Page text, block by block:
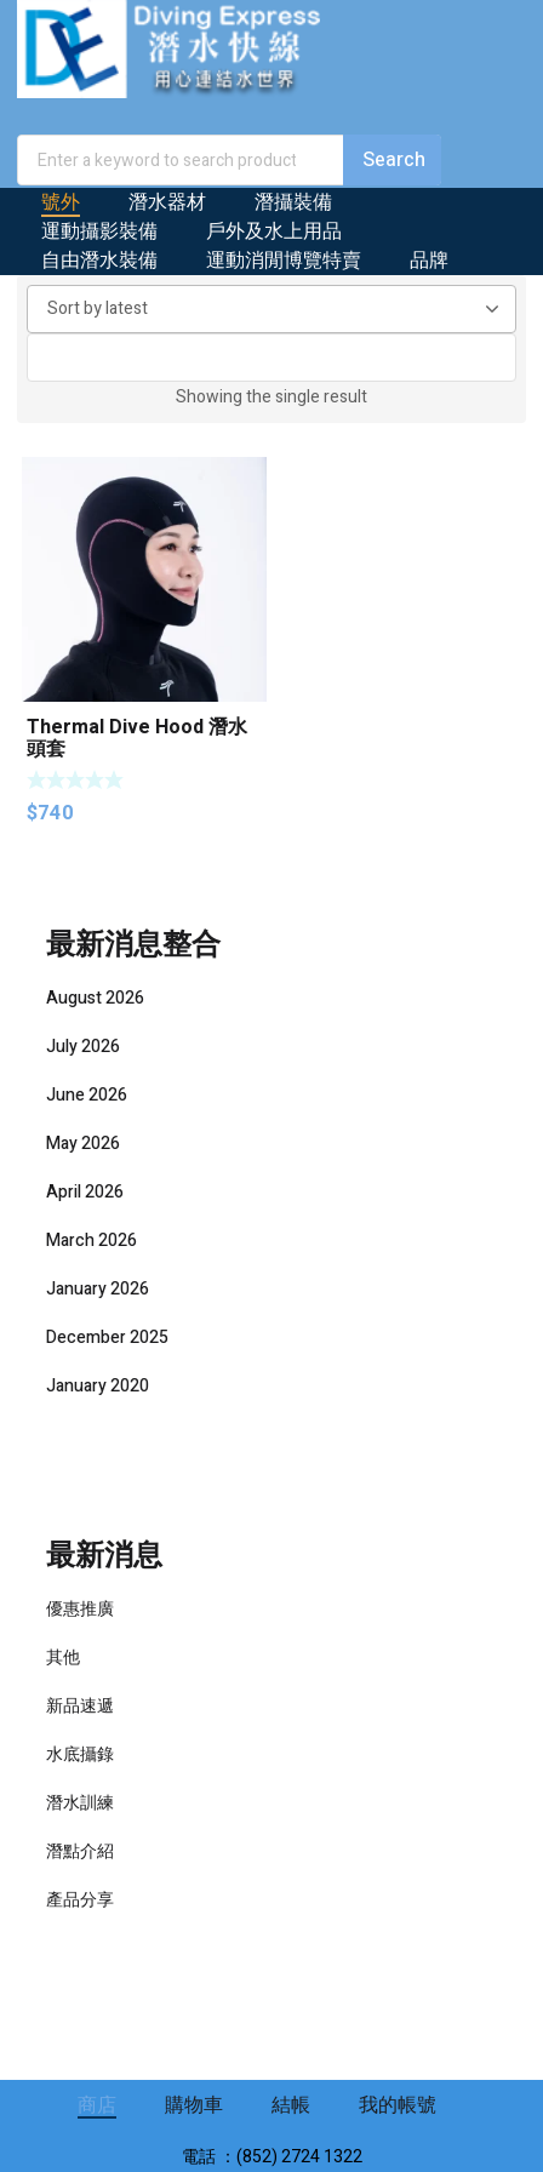
號外 潛水器材
潛攝裝備
運動攝影裝備
戶外及水上用品
自由潛水裝備
運動消閒博覽特賣 品牌
Showing the single result
Thermal Dive Hood 潛水
頭套
$740
最新消息整合
August 2026
July 2026
June 2026
May 2026
April 2026
March 2026
January 2026
December 2025
January 2020
最新消息
優惠推廣
其他
新品速遞
水底攝錄
潛水訓練
潛點介紹
產品分享
商店 購物車 結帳 我的帳號
電話 ：(852) 2724 1322